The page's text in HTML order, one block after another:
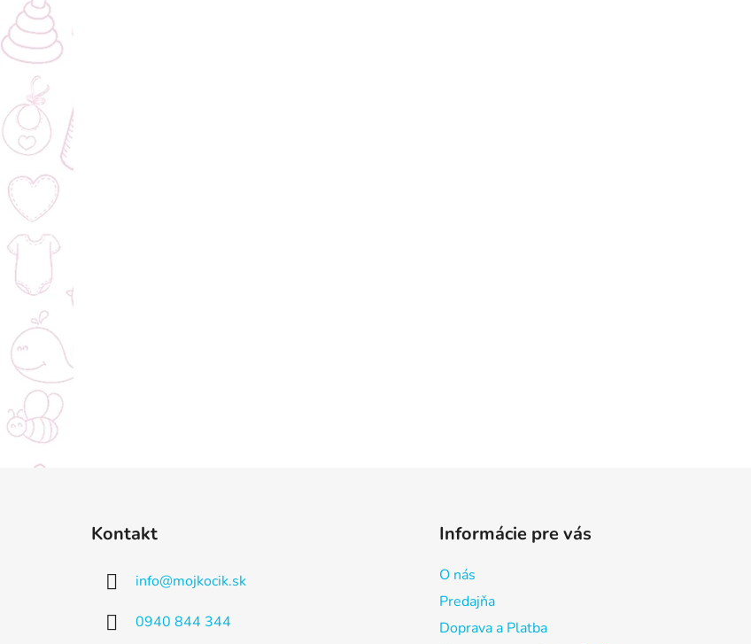
Kontakt
info@mojkocik.sk
0940 844 344
Informácie pre vás
O nás
Predajňa
Doprava a Platba